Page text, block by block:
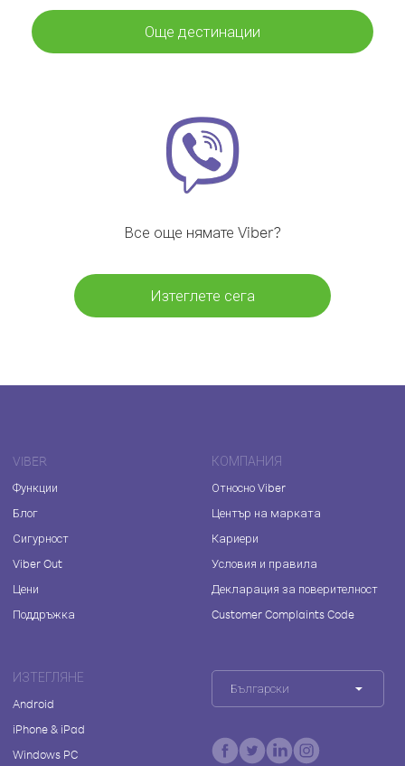
Още дестинации
Все още нямате Viber?
Изтеглете сега
VIBER
Функции
Блог
Сигурност
Viber Out
Цени
Поддръжка
КОМПАНИЯ
Относно Viber
Център на марката
Кариери
Условия и правила
Декларация за поверителност
Customer Complaints Code
ИЗТЕГЛЯНЕ
Android
iPhone & iPad
Windows PC
Български